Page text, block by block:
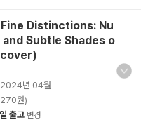
Distinctions: Nu
Subtle Shades o
2024년 04월
원)
출고 변경